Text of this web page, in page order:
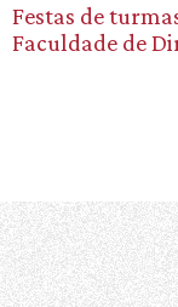
Festas de
Faculdade de